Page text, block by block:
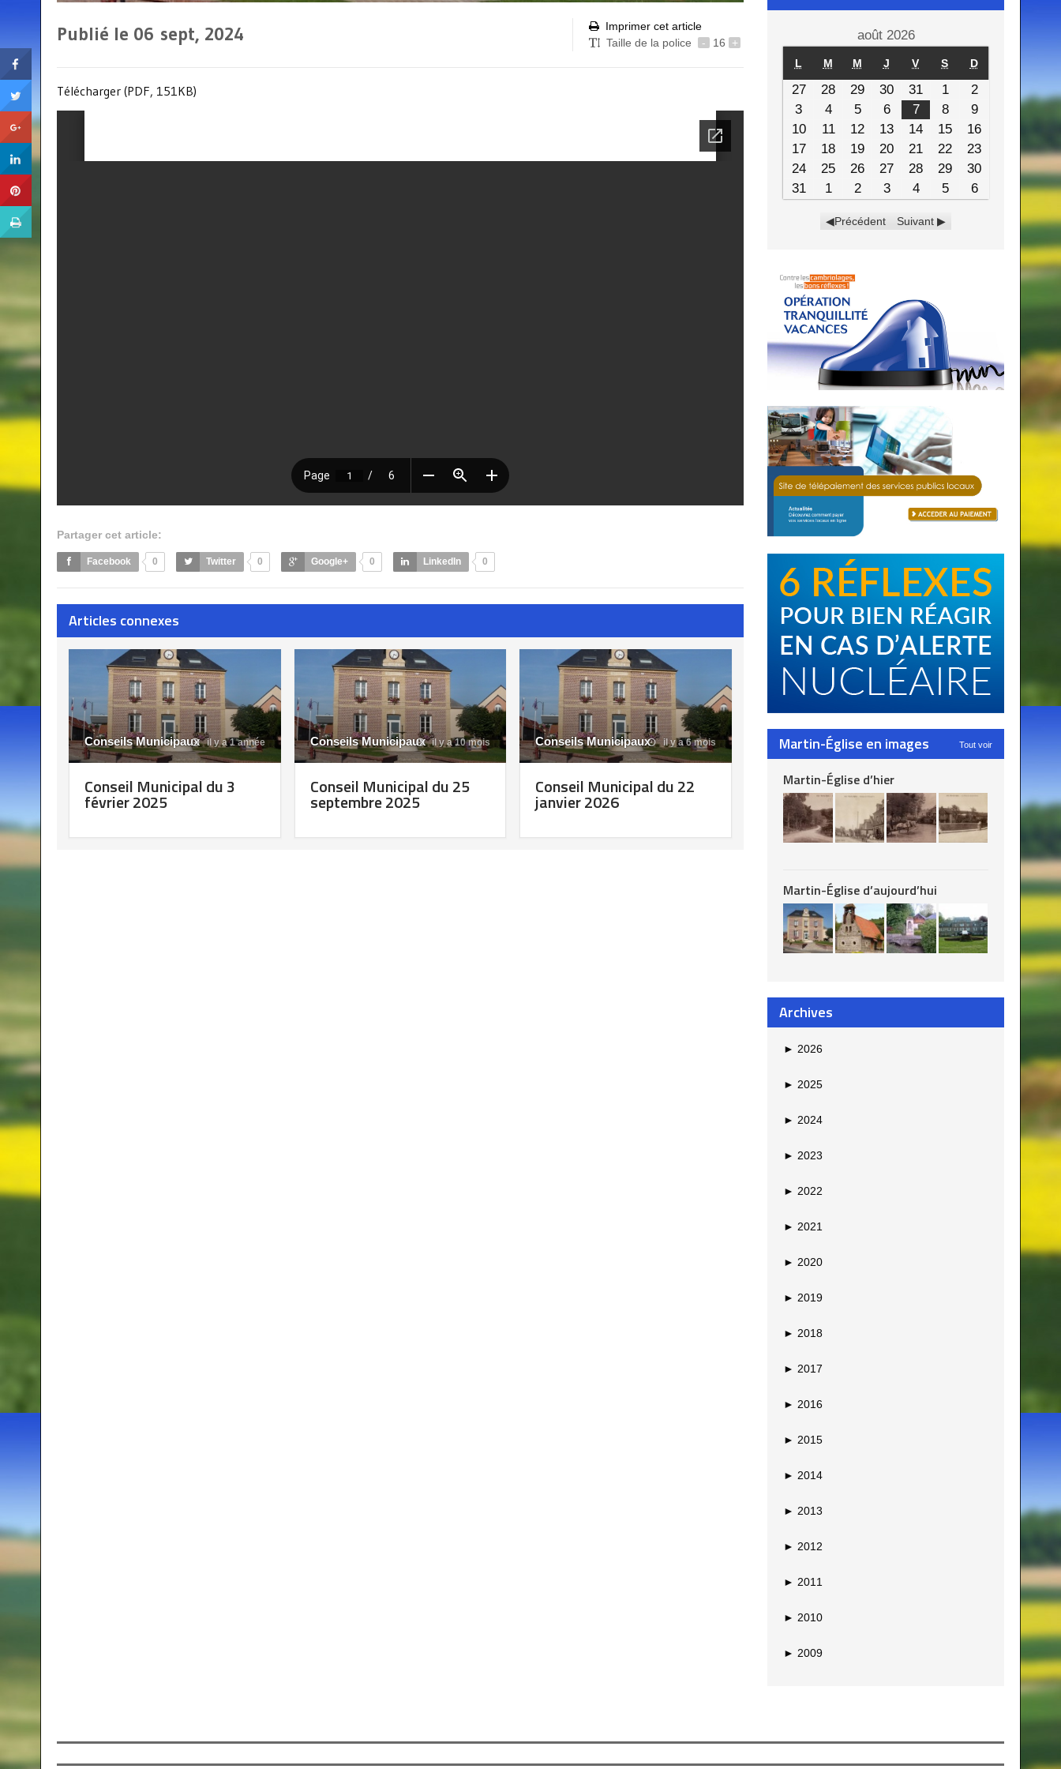
Publié le 06 sept, 2024
Imprimer cet article
Taille de la police
- 16 +
Télécharger (PDF, 151KB)
Partager cet article:
Facebook 0 Twitter 0 Google+ 0 LinkedIn 0
Articles connexes
Conseils Municipaux il y a 1 année
Conseil Municipal du 3
février 2025
Conseils Municipaux il y a 10 mois
Conseil Municipal du 25
septembre 2025
Conseils Municipaux il y a 6 mois
Conseil Municipal du 22
janvier 2026
août 2026
L M M J V S D
27 28 29 30 31 1
2
3
4 5 6 7 8
9
10
11 12 13 14 15
16
17
18 19 20 21 22
23
24
25 26 27 28 29
30
31
1 2 3 4 5 6
Précédent Suivant
Martin-Église en images Tout voir
Martin-Église d’hier
Martin-Église d’aujourd’hui
Archives
► 2026
► 2025
► 2024
► 2023
► 2022
► 2021
► 2020
► 2019
► 2018
► 2017
► 2016
► 2015
► 2014
► 2013
► 2012
► 2011
► 2010
► 2009